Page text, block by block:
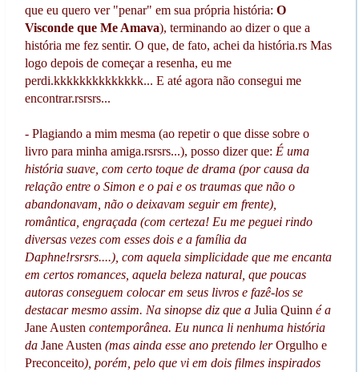
que eu quero ver "penar" em sua própria história: O
Visconde que Me Amava), terminando ao dizer o que a
história me fez sentir. O que, de fato, achei da história.rs Mas
logo depois de começar a resenha, eu me
perdi.kkkkkkkkkkkkkk... E até agora não consegui me
encontrar.rsrsrs...
- Plagiando a mim mesma (ao repetir o que disse sobre o
livro para minha amiga.rsrsrs...), posso dizer que: É uma
história suave, com certo toque de drama (por causa da
relação entre o Simon e o pai e os traumas que não o
abandonavam, não o deixavam seguir em frente),
romântica, engraçada (com certeza! Eu me peguei rindo
diversas vezes com esses dois e a família da
Daphne!rsrsrs....), com aquela simplicidade que me encanta
em certos romances, aquela beleza natural, que poucas
autoras conseguem colocar em seus livros e fazê-los se
destacar mesmo assim. Na sinopse diz que a Julia Quinn é a
Jane Austen contemporânea. Eu nunca li nenhuma história
da Jane Austen (mas ainda esse ano pretendo lerOrgulho e
Preconceito), porém, pelo que vi em dois filmes inspirados